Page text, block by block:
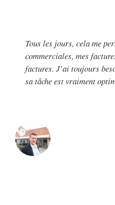
Tous les jours, cela me
commerciales, mes
factures. J’ai toujours
sa tâche est vraiment